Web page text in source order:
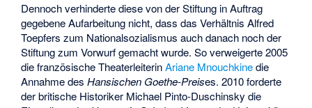
Dennoch verhinderte diese von der Stiftung in Auftrag
gegebene Aufarbeitung nicht, dass das Verhältnis Alfred
Toepfers zum Nationalsozialismus auch danach noch der
Stiftung zum Vorwurf gemacht wurde. So verweigerte 2005
die französische TheaterleiterinAriane Mnouchkinedie
Annahme desHansischen Goethe-Preises. 2010 forderte
der britische Historiker Michael Pinto-Duschinsky die